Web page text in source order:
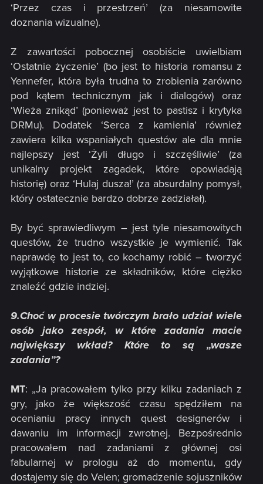
‘Przez czas i przestrzeń’ (za niesamowite
doznania wizualne).
Z zawartości pobocznej osobiście uwielbiam
‘Ostatnie życzenie’ (bo jest to historia romansu z
Yennefer, która była trudna to zrobienia zarówno
pod kątem technicznym jak i dialogów) oraz
‘Wieża znikąd’ (ponieważ jest to pastisz i krytyka
DRMu). Dodatek ‘Serca z kamienia’ również
zawiera kilka wspaniałych questów ale dla mnie
najlepszy jest ‘Żyli długo i szczęśliwie’ (za
unikalny projekt zagadek, które opowiadają
historię) oraz ‘Hulaj dusza!’ (za absurdalny pomysł,
który ostatecznie bardzo dobrze zadziałał).
By być sprawiedliwym – jest tyle niesamowitych
questów, że trudno wszystkie je wymienić. Tak
naprawdę to jest to, co kochamy robić – tworzyć
wyjątkowe historie ze składników, które ciężko
znaleźć gdzie indziej.
9.Choć w procesie twórczym brało udział wiele
osób jako zespół, w które zadania macie
największy wkład? Które to są „wasze
zadania”?
MT: „Ja pracowałem tylko przy kilku zadaniach z
gry, jako że większość czasu spędziłem na
ocenianiu pracy innych quest designerów i
dawaniu im informacji zwrotnej. Bezpośrednio
pracowałem nad zadaniami z głównej osi
fabularnej w prologu aż do momentu, gdy
dostajemy się do Velen; gromadzenie sojuszników